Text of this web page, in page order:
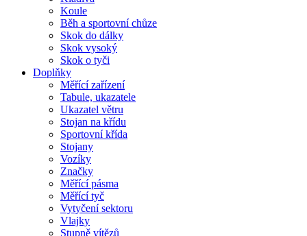
Koule
Běh a sportovní chůze
Skok do dálky
Skok vysoký
Skok o tyči
Doplňky
Měřící zařízení
Tabule, ukazatele
Ukazatel větru
Stojan na křídu
Sportovní křída
Stojany
Vozíky
Značky
Měřící pásma
Měřící tyč
Vytyčení sektoru
Vlajky
Stupně vítězů